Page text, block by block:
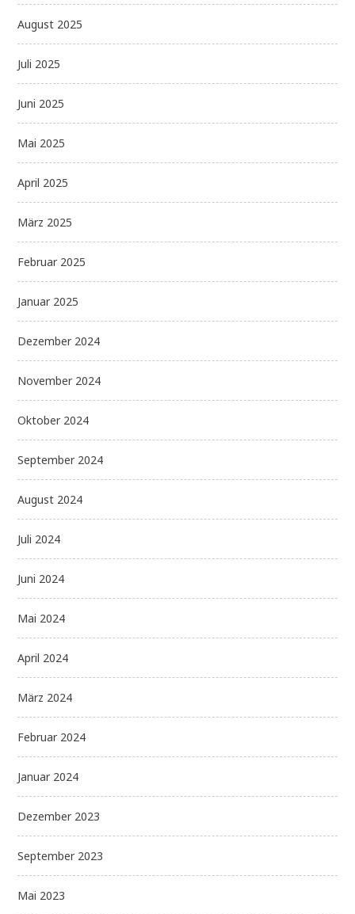
August 2025
Juli 2025
Juni 2025
Mai 2025
April 2025
März 2025
Februar 2025
Januar 2025
Dezember 2024
November 2024
Oktober 2024
September 2024
August 2024
Juli 2024
Juni 2024
Mai 2024
April 2024
März 2024
Februar 2024
Januar 2024
Dezember 2023
September 2023
Mai 2023